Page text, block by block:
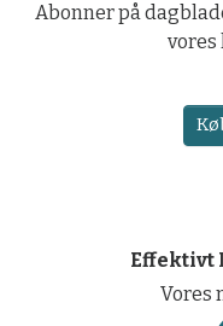
Abonner på
vores
Effektivt
Vores